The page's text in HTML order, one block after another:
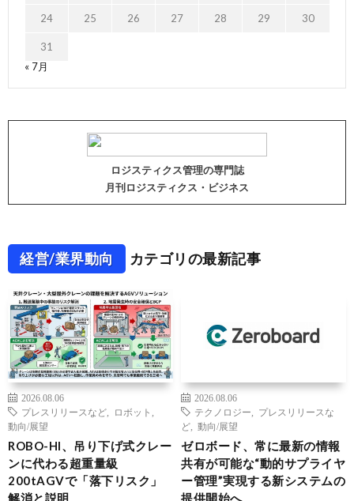
24 25 26 27 28 29 30
31
« 7月
ロジスティクス管理の専門誌
月刊ロジスティクス・ビジネス
経営/業界動向 カテゴリの最新記事
2026.08.06
プレスリリースなど
ロボット
動向/展望
ROBO-HI、吊り下げ式クレー
ンに代わる超重量級
200tAGVで「落下リスク」
解消と説明
2026.08.06
テクノロジー
プレスリリースな
ど
動向/展望
ゼロボード、常に最新の情報
共有が可能な“動的サプライヤ
ー管理”実現する新システムの
提供開始へ